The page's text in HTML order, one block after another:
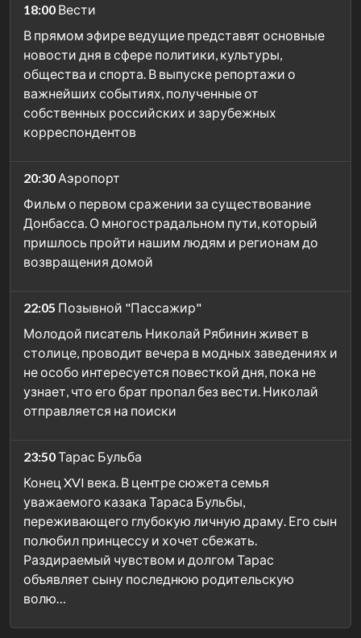
18:00 Вести
В прямом эфире ведущие представят основные
новости дня в сфере политики, культуры,
общества и спорта. В выпуске репортажи о
важнейших событиях, полученные от
собственных российских и зарубежных
корреспондентов
20:30 Аэропорт
Фильм о первом сражении за существование
Донбасса. О многострадальном пути, который
пришлось пройти нашим людям и регионам до
возвращения домой
22:05 Позывной "Пассажир"
Молодой писатель Николай Рябинин живет в
столице, проводит вечера в модных заведениях и
не особо интересуется повесткой дня, пока не
узнает, что его брат пропал без вести. Николай
отправляется на поиски
23:50Тарас Бульба
Конец XVI века. В центре сюжета семья
уважаемого казака Тараса Бульбы,
переживающего глубокую личную драму. Его сын
полюбил принцессу и хочет сбежать.
Раздираемый чувством и долгом Тарас
объявляет сыну последнюю родительскую
волю…